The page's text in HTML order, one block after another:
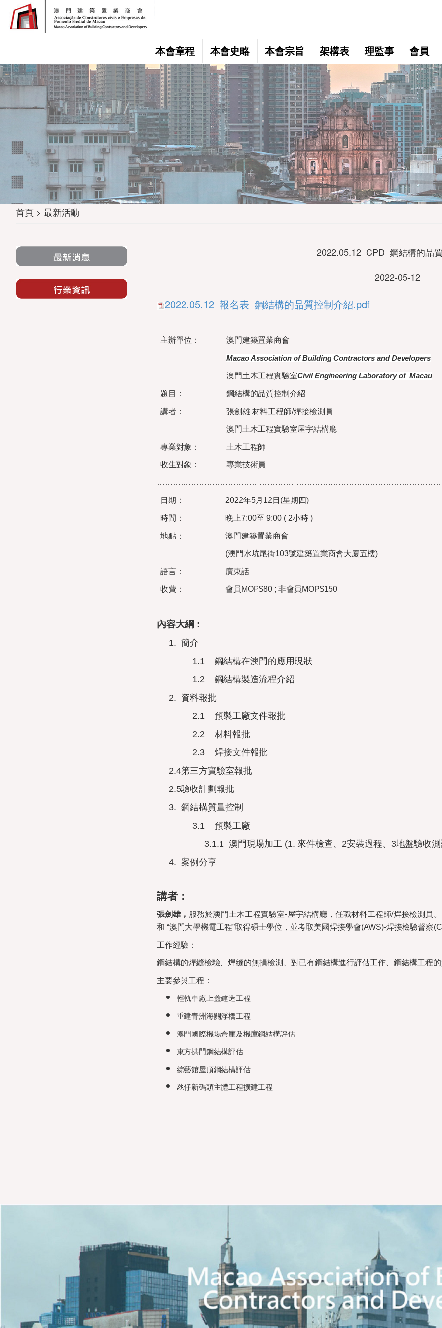
本會章程 本會史略 本會宗旨 架構表 理監事 會員
首頁 > 最新活動
2022.05.12_CPD_鋼結構的品
2022-05-12
2022.05.12_報名表_鋼結構的品質控制介紹.pdf
主辦單位： 澳門建築罝業商會
Macao Association of Building Contractors and Developers
澳門土木工程實驗室Civil Engineering Laboratory of Macau
題目： 鋼結構的品質控制介紹
講者： 張劍雄 材料工程師/焊接檢測員
澳門土木工程實驗室屋宇結構廳
專業對象 ： 土木工程師
收生對象： 專業技術員
日期： 2022年5月12日 (星期四)
時間： 晚上7:00至 9:00 ( 2小時 )
地點： 澳門建築置業商會
(澳門水坑尾街103號建築置業商會大廈五樓)
語言： 廣東話
收費： 會員MOP$80 ; 非會員MOP$150
內容大綱 :
1. 簡介
1.1
鋼結構在澳門的應用現狀
1.2
鋼結構製造流程介紹
2. 資料報批
2.1
預製工廠文件報批
2.2
材料報批
2.3
焊接文件報批
2.4第三方實驗室報批
2.5驗收計劃報批
3. 鋼結構質量控制
3.1
預製工廠
3.1.1 澳門現場加工 (1. 來件檢查、2安裝過程、3地盤驗收
4. 案例分享
講者：
張劍雄， 服務於澳門土木工程實驗室-屋宇結構廳，任職材料工程師/焊接檢測員
和 “澳門大學機電工程”取得碩士學位，並考取美國焊接學會(AWS)-焊接檢驗督察
工作經驗：
鋼結構的焊縫檢驗、焊縫的無損檢測、對已有鋼結構進行評估工作、鋼結構工程
主要參與工程：
輕軌車廠上蓋建造工程
重建青洲海關浮橋工程
澳門國際機場倉庫及機庫鋼結構評估
東方拱門鋼結構評估
綜藝館屋頂鋼結構評估
氹仔新碼頭主體工程擴建工程